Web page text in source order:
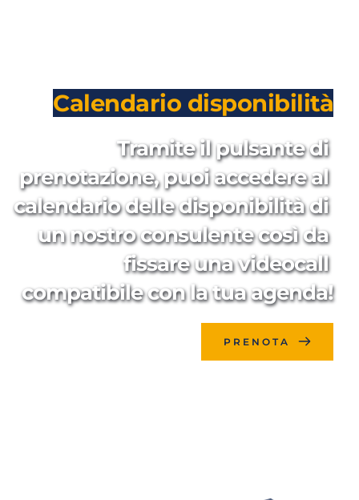
Calendario disponibilità
Tramite il pulsante di
prenotazione, puoi accedere al
calendario delle disponibilità di
un nostro consulente così da
fissare una videocall
compatibile con la tua agenda!
PRENOTA